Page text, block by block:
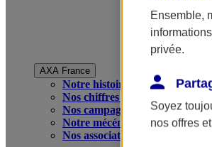
AXA France
Notre histoire
Nos chiffres clés
Nos campagnes publicitaires
Notre mécénat
Nos associations
Ensemble,
privée.
Soyez
nos offres